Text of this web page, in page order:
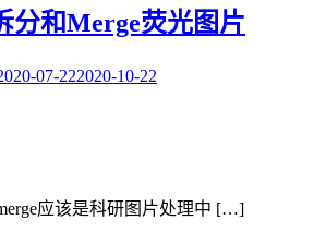
分和Merge荧光图片
07-222020-10-22
应该是科研图片处理中 […]